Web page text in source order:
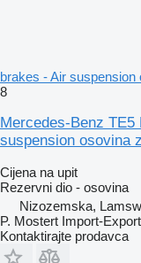
brakes - Air
8
Mercedes-Benz
suspension osovina
Cijena na upit
Rezervni dio - osovina
Nizozemska,
P. Mostert Import-
Kontaktirajte prodavca